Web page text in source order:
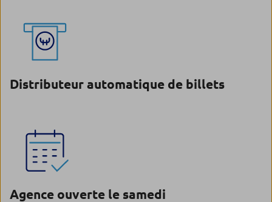
Distributeur automatique de billets
Agence ouverte le samedi